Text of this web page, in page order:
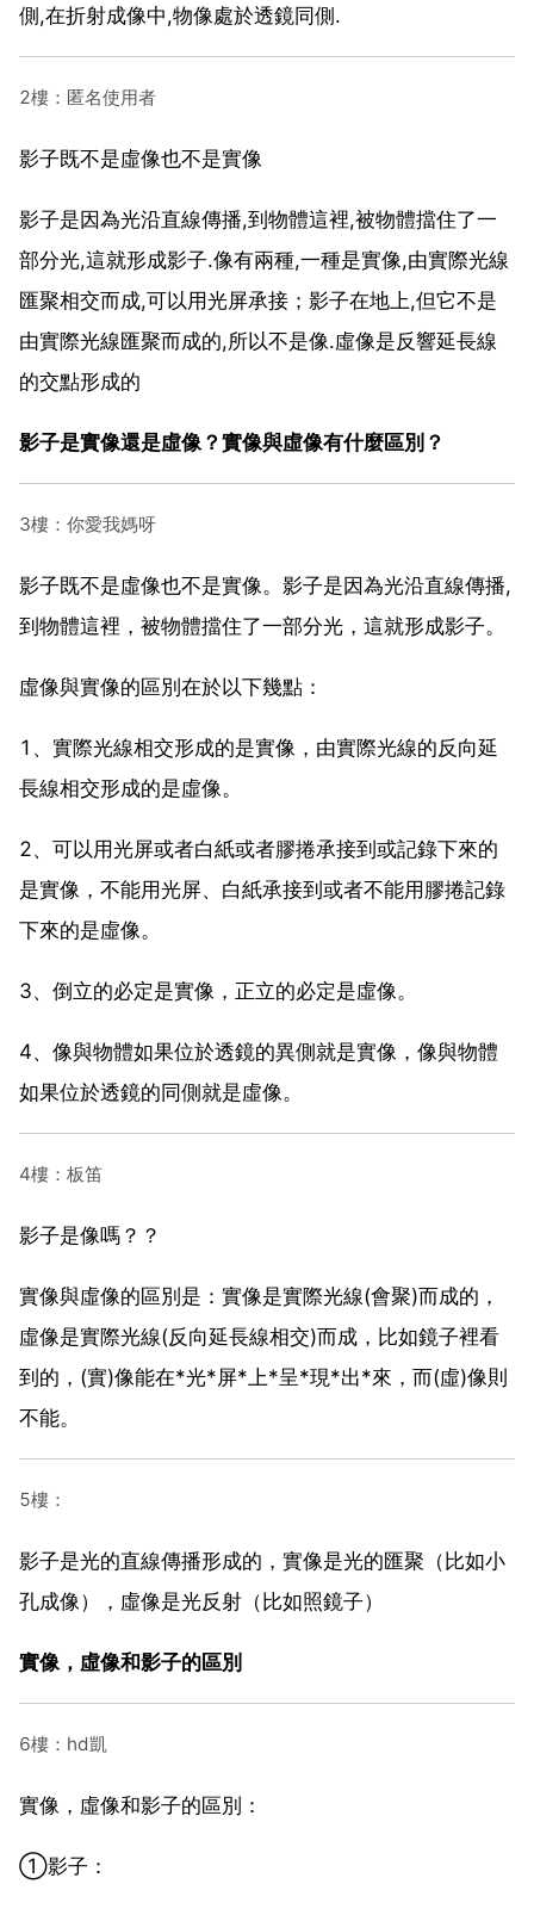
側,在折射成像中,物像處於透鏡同側.
2樓：匿名使用者
影子既不是虛像也不是實像
影子是因為光沿直線傳播,到物體這裡,被物體擋住了一
部分光,這就形成影子.像有兩種,一種是實像,由實際光線
匯聚相交而成,可以用光屏承接；影子在地上,但它不是
由實際光線匯聚而成的,所以不是像.虛像是反響延長線
的交點形成的
影子是實像還是虛像？實像與虛像有什麼區別？
3樓：你愛我媽呀
影子既不是虛像也不是實像。影子是因為光沿直線傳播,
到物體這裡，被物體擋住了一部分光，這就形成影子。
虛像與實像的區別在於以下幾點：
1、實際光線相交形成的是實像，由實際光線的反向延
長線相交形成的是虛像。
2、可以用光屏或者白紙或者膠捲承接到或記錄下來的
是實像，不能用光屏、白紙承接到或者不能用膠捲記錄
下來的是虛像。
3、倒立的必定是實像，正立的必定是虛像。
4、像與物體如果位於透鏡的異側就是實像，像與物體
如果位於透鏡的同側就是虛像。
4樓：板笛
影子是像嗎？？
實像與虛像的區別是：實像是實際光線(會聚)而成的，
虛像是實際光線(反向延長線相交)而成，比如鏡子裡看
到的，(實)像能在*光*屏*上*呈*現*出*來，而(虛)像則
不能。
5樓：
影子是光的直線傳播形成的，實像是光的匯聚（比如小
孔成像），虛像是光反射（比如照鏡子）
實像，虛像和影子的區別
6樓：hd凱
實像，虛像和影子的區別：
①影子：